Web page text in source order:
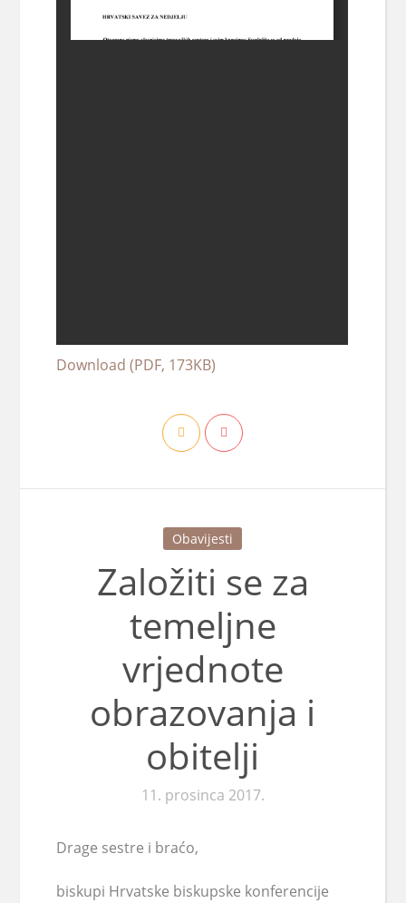
Download (PDF, 173KB)
Obavijesti
Založiti se za
temeljne
vrjednote
obrazovanja i
obitelji
11. prosinca 2017.
Drage sestre i braćo,
biskupi Hrvatske biskupske konferencije